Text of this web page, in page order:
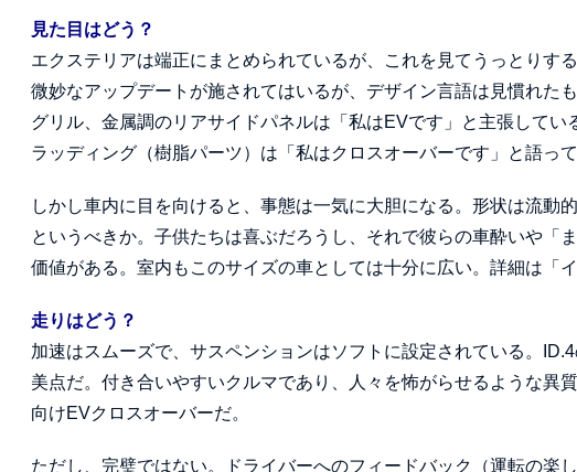
見た目はどう？
エクステリアは端正にまとめられているが、これを見てうっとりす
微妙なアップデートが施されてはいるが、デザイン言語は見慣れた
グリル、金属調のリアサイドパネルは「私はEVです」と主張して
ラッディング（樹脂パーツ）は「私はクロスオーバーです」と語って
しかし車内に目を向けると、事態は一気に大胆になる。形状は流動
というべきか。子供たちは喜ぶだろうし、それで彼らの車酔いや「
価値がある。室内もこのサイズの車としては十分に広い。詳細は「
走りはどう？
加速はスムーズで、サスペンションはソフトに設定されている。
美点だ。付き合いやすいクルマであり、人々を怖がらせるような異
向けEVクロスオーバーだ。
ただし、完璧ではない。ドライバーへのフィードバック（運転の楽